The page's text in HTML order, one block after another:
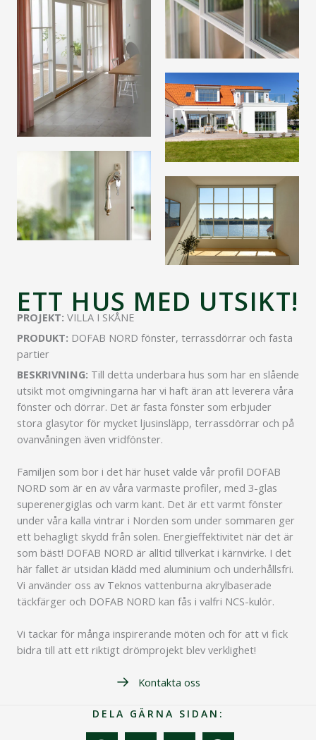
ETT HUS MED UTSIKT!
PROJEKT: VILLA I SKÅNE
PRODUKT: DOFAB NORD fönster, terrassdörrar och fasta
partier
BESKRIVNING: Till detta underbara hus som har en slående
utsikt mot omgivningarna har vi haft äran att leverera våra
fönster och dörrar. Det är fasta fönster som erbjuder
stora glasytor för mycket ljusinsläpp, terrassdörrar och på
ovanvåningen även vridfönster.
Familjen som bor i det här huset valde vår profil DOFAB
NORD som är en av våra varmaste profiler, med 3-glas
superenergiglas och varm kant. Det är ett varmt fönster
under våra kalla vintrar i Norden som under sommaren ger
ett behagligt skydd från solen. Energieffektivitet när det är
som bäst! DOFAB NORD är alltid tillverkat i kärnvirke. I det
här fallet är utsidan klädd med aluminium och underhållsfri.
Vi använder oss av Teknos vattenburna akrylbaserade
täckfärger och DOFAB NORD kan fås i valfri NCS-kulör.
Vi tackar för många inspirerande möten och för att vi fick
bidra till att ett riktigt drömprojekt blev verklighet!
Kontakta oss
DELA GÄRNA SIDAN: